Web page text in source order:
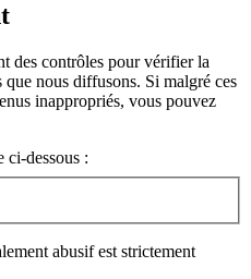
des contrôles pour vérifier la
nous diffusons. Si malgré ces
inappropriés, vous pouvez
ci-dessous :
abusif est strictement